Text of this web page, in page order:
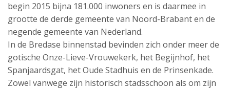
begin 2015 bijna 181.000 inwoners en is daarmee in
grootte de derde gemeente van Noord-Brabant en de
negende gemeente van Nederland.
In de Bredase binnenstad bevinden zich onder meer de
gotische Onze-Lieve-Vrouwekerk, het Begijnhof, het
Spanjaardsgat, het Oude Stadhuis en de Prinsenkade.
Zowel vanwege zijn historisch stadsschoon als om zijn